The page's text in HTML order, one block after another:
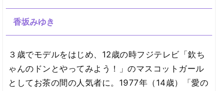
香坂みゆき
３歳でモデルをはじめ、12歳の時フジテレビ「欽ち
ゃんのドンとやってみよう！」のマスコットガール
としてお茶の間の人気者に。1977年（14歳）「愛の